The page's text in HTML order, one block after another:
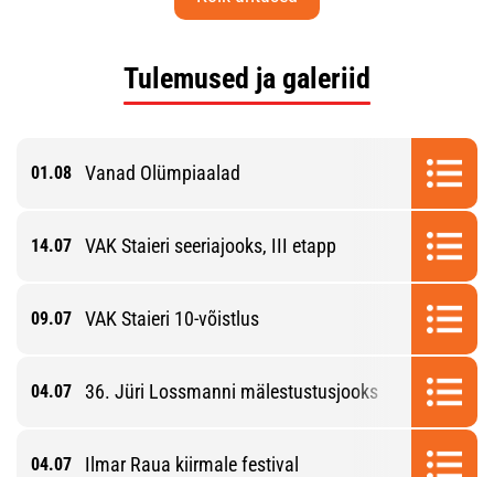
Tulemused ja galeriid
01.08 Vanad Olümpiaalad
14.07 VAK Staieri seeriajooks, III etapp
09.07 VAK Staieri 10-võistlus
04.07 36. Jüri Lossmanni mälestustusjooks
04.07 Ilmar Raua kiirmale festival